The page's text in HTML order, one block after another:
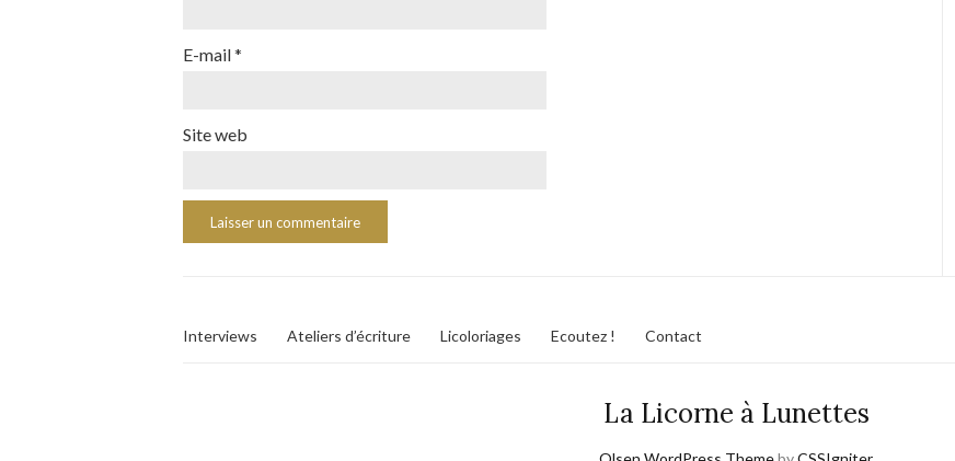
E-mail*
Site web
Interviews Ateliers d’écriture Licoloriages Ecoutez ! Contact
La Licorne à Lunettes